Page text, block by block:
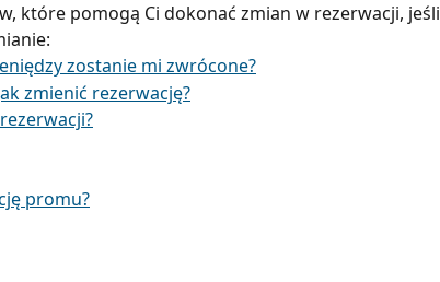
które pomogą Ci dokonać zmian w rezerwacji, jeśli
zostanie mi zwrócone?
zmienić rezerwację?
promu?